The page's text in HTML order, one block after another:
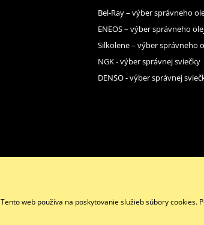
Bel-Ray – výber správneho
ENEOS – výber správneho
Silkolene – výber správneho
NGK - výber správnej sviečky
DENSO - výber správnej
Tento web používa na poskytovanie služieb súbory cookies.